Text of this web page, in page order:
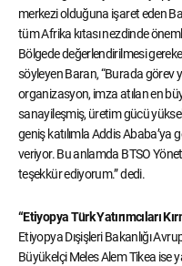
merkezi olduğuna işaret eden
tüm Afrika kıtası nezdinde
Bölgede değerlendirilmesi
söyleyen Baran, “Burada görev
organizasyon, imza atılan en
sanayileşmiş, üretim gücü
geniş katılımla Addis Ababa’ya
veriyor. Bu anlamda BTSO
teşekkür ediyorum.” dedi.
“Etiyopya Türk Yatırımcıları
Etiyopya Dışişleri Bakanlığı
Büyükelçi Meles Alem Tikea ise